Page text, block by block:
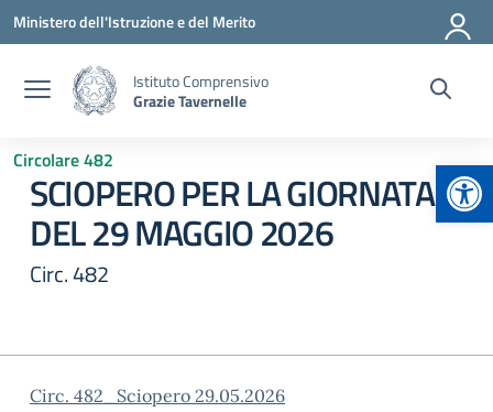
Vai ai contenuti
Vai al menu di navigazione
Vai al footer
Ministero dell'Istruzione e del Merito
Istituto Comprensivo
Grazie Tavernelle
Circolare 482
SCIOPERO PER LA GIORNATA
DEL 29 MAGGIO 2026
Circ. 482
Circ. 482_Sciopero 29.05.2026